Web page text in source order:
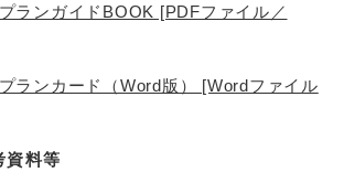
ランガイドBOOK [PDFファイル／
ランカード（Word版） [Wordファイル
資料等